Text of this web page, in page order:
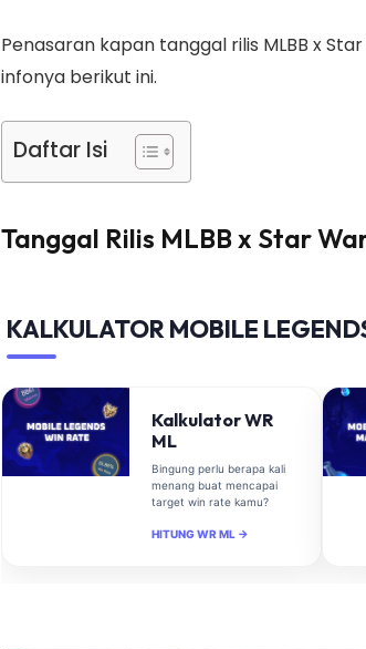
Penasaran kapan tanggal rilis MLBB x
infonya berikut ini.
Daftar Isi
Tanggal Rilis MLBB x Star
KALKULATOR MOBILE
Kalkulator WR
ML
Bingung perlu berapa kali
menang buat mencapai
target win rate kamu?
HITUNG WR ML →